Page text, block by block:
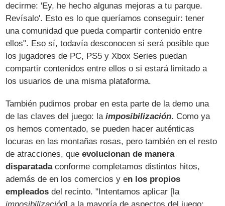
decirme: 'Ey, he hecho algunas mejoras a tu parque.
Revísalo'. Esto es lo que queríamos conseguir: tener
una comunidad que pueda compartir contenido entre
ellos". Eso sí, todavía desconocen si será posible que
los jugadores de PC, PS5 y Xbox Series puedan
compartir contenidos entre ellos o si estará limitado a
los usuarios de una misma plataforma.
También pudimos probar en esta parte de la demo una
de las claves del juego: laimposibilización. Como ya
os hemos comentado, se pueden hacer auténticas
locuras en las montañas rosas, pero también en el resto
de atracciones, queevolucionan de manera
disparatadaconforme completamos distintos hitos,
además de en los comercios y en los propios
empleados del recinto. "Intentamos aplicar [la